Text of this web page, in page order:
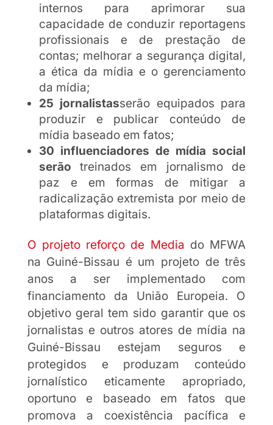
internos para aprimorar sua
capacidade de conduzir reportagens
profissionais e de prestação de
contas; melhorar a segurança digital,
a ética da mídia e o gerenciamento
da mídia;
25 jornalistasserão equipados para
produzir e publicar conteúdo de
mídia baseado em fatos;
30 influenciadores de mídia social
serãotreinados em jornalismo de
paz e em formas de mitigar a
radicalização extremista por meio de
plataformas digitais.
O projeto reforço de Media do MFWA
na Guiné-Bissau é um projeto de três
anos a ser implementado com
financiamento da União Europeia. O
objetivo geral tem sido garantir que os
jornalistas e outros atores de mídia na
Guiné-Bissau estejam seguros e
protegidos e produzam conteúdo
jornalístico eticamente apropriado,
oportuno e baseado em fatos que
promova a coexistência pacífica e